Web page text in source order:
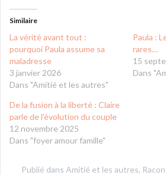
Similaire
La vérité avant tout :
pourquoi Paula assume sa
maladresse
3 janvier 2026
Dans "Amitié et les autres"
Paula :
rares…
15
Dans
De la fusion à la liberté : Claire
parle de l’évolution du couple
12 novembre 2025
Dans "foyer amour famille"
Publié dans Amitié et les autres,